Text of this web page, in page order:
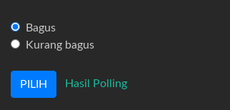
Bagus
Kurang bagus
Hasil Polling